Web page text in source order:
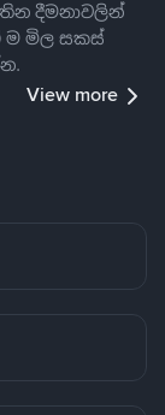
දීමනාවලින්
ම මිල සකස්
View more